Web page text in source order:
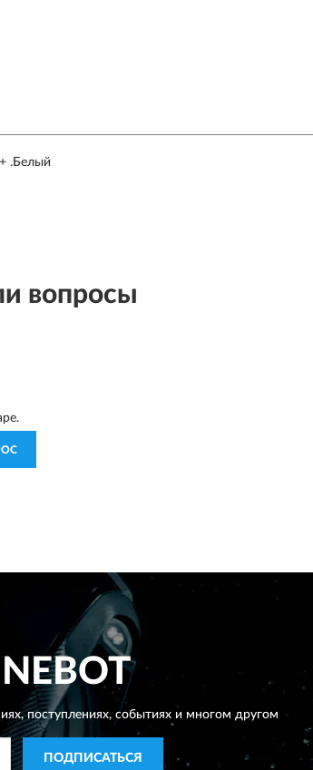
.Белый
вопросы
поступлениях, событиях и многом другом
ПОДПИСАТЬСЯ